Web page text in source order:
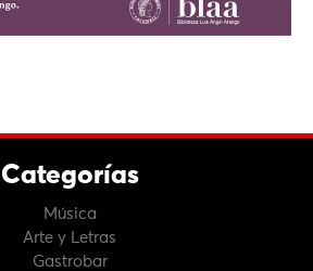
Categorías
Música
Arte y Letras
Gastrobar